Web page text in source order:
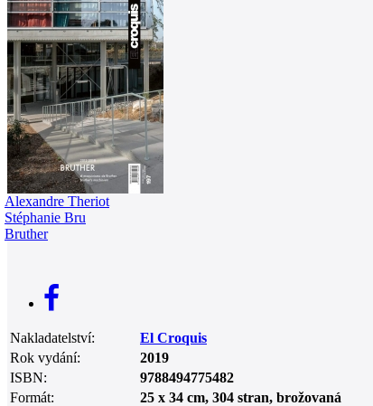
0
Alexandre Theriot
Stéphanie Bru
Bruther
Nakladatelství:
El Croquis
Rok vydání:
2019
ISBN:
9788494775482
Formát:
25 x 34 cm, 304 stran, brožovaná